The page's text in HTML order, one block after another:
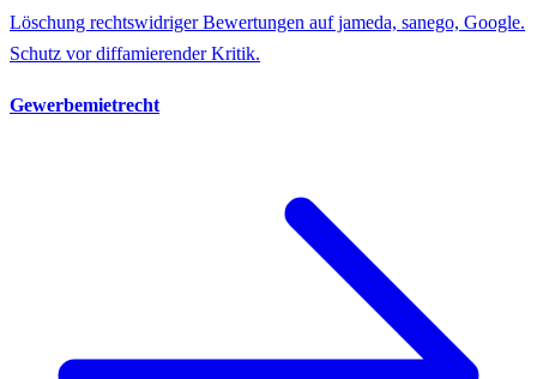
Löschung rechtswidriger Bewertungen auf jameda, sanego, Google.
Schutz vor diffamierender Kritik.
Gewerbemietrecht